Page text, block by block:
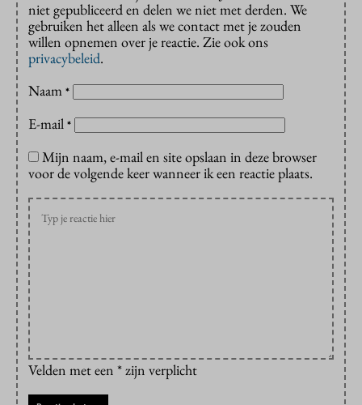
niet gepubliceerd en delen we niet met derden. We
gebruiken het alleen als we contact met je zouden
willen opnemen over je reactie. Zie ook ons
privacybeleid.
Naam *
E-mail *
Mijn naam, e-mail en site opslaan in deze browser
voor de volgende keer wanneer ik een reactie plaats.
Velden met een * zijn verplicht